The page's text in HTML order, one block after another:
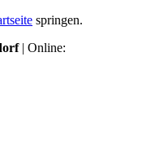
springen.
| Online: